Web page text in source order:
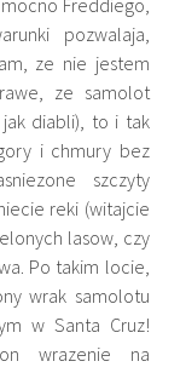
Freddiego,
pozwalaja,
ze nie jestem
ze samolot
diabli), to i tak
i chmury bez
szczyty
reki (witajcie
lasow, czy
Po takim locie,
wrak samolotu
w Santa Cruz!
wrazenie na